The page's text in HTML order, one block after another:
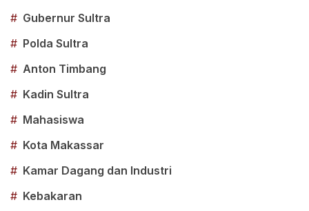
# Gubernur Sultra
# Polda Sultra
# Anton Timbang
# Kadin Sultra
# Mahasiswa
# Kota Makassar
# Kamar Dagang dan Industri
# Kebakaran